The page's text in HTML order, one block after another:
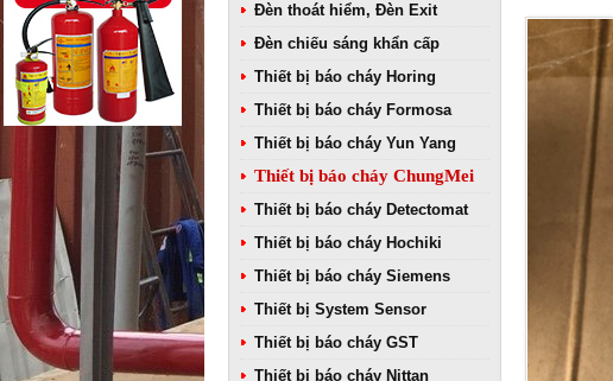
Đèn thoát hiểm, Đèn Exit
Đèn chiếu sáng khẩn cấp
Thiết bị báo cháy Horing
Thiết bị báo cháy Formosa
Thiết bị báo cháy Yun Yang
Thiết bị báo cháy ChungMei
Thiết bị báo cháy Detectomat
Thiết bị báo cháy Hochiki
Thiết bị báo cháy Siemens
Thiết bị System Sensor
Thiết bị báo cháy GST
Thiết bị báo cháy Nittan